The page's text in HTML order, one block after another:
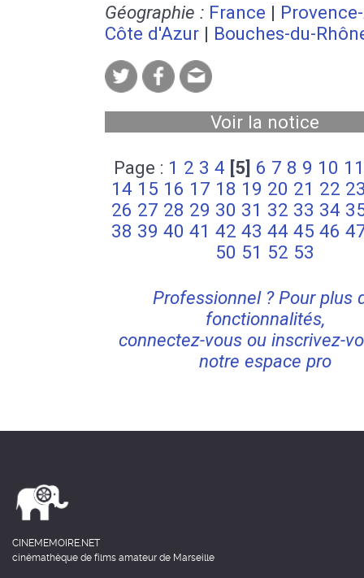
Géographie : France |
Côte d'Azur | Bouches-du-
Voir la notice
Page : 1 2 3 4 [5] 6 7 8 9 10 11
14 15 16 17 18 19 20 21 22
26 27 28 29 30 31 32 33 34
38 39 40 41 42 43 44 45 46
50 51 52 53
Professionnel ? Pour plus
fonctionnalités,
connectez-vous ou inscrivez-
notre espace pro
CINEMEMOIRE.NET
cinémathèque de films amateur de Marseille